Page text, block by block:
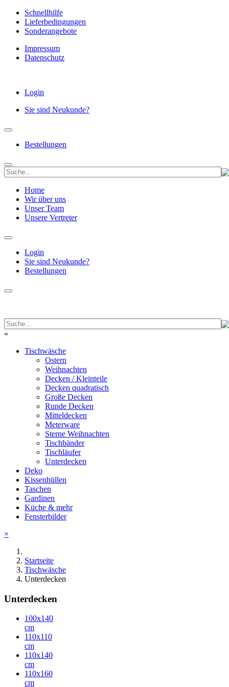
Schnellhilfe
Lieferbedingungen
Sonderangebote
Impressum
Datenschutz
Login
Sie sind Neukunde?
Bestellungen
Home
Wir über uns
Unser Team
Unsere Vertreter
Login
Sie sind Neukunde?
Bestellungen
«
Tischwäsche
Ostern
Weihnachten
Decken / Kleinteile
Decken quadratisch
Große Decken
Runde Decken
Mitteldecken
Meterware
Sterne Weihnachten
Tischbänder
Tischläufer
Unterdecken
Deko
Kissenhüllen
Taschen
Gardinen
Küche & mehr
Fensterbilder
×
Startseite
Tischwäsche
Unterdecken
Unterdecken
100x140
cm
110x110
cm
110x140
cm
110x160
cm